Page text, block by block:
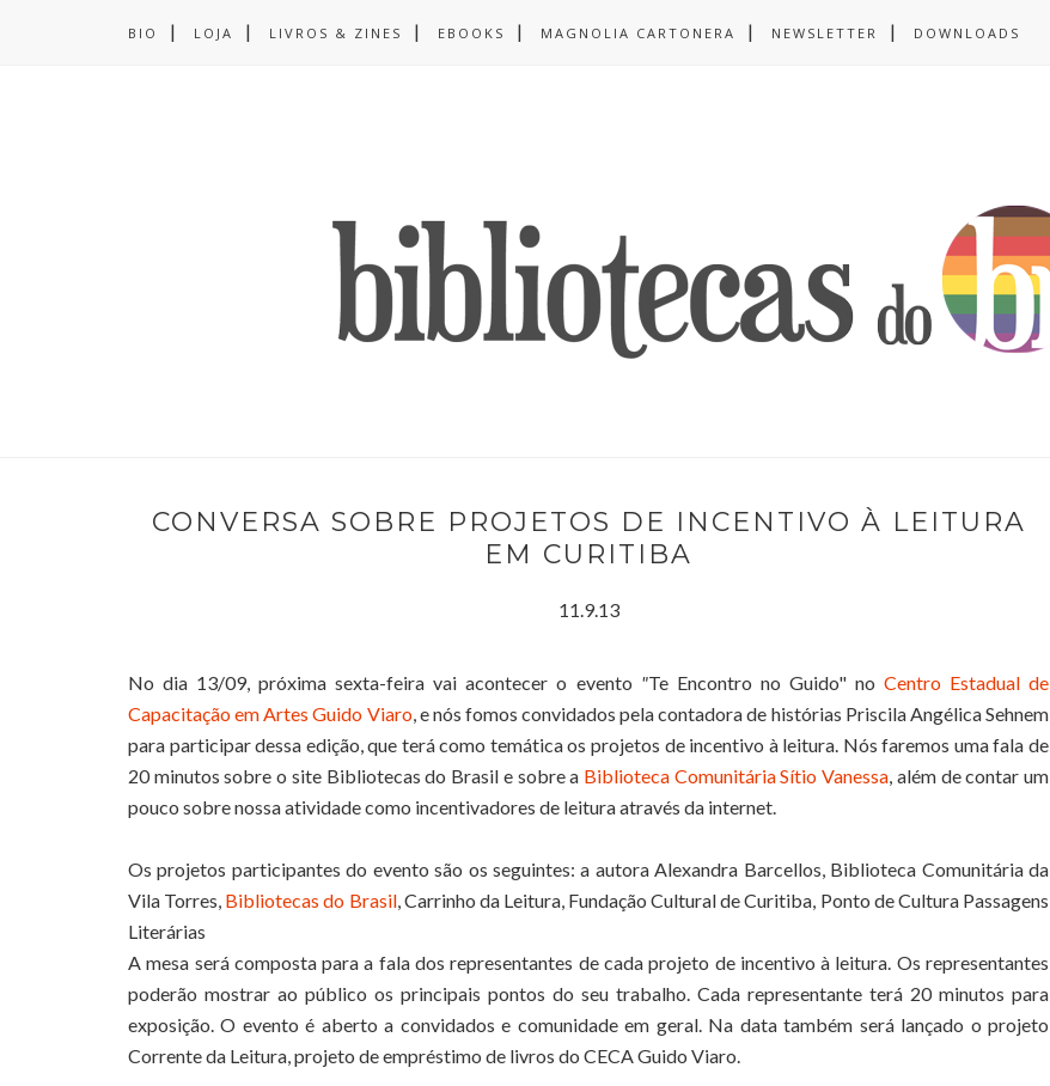
BIO LOJA LIVROS & ZINES EBOOKS MAGNOLIA CARTONERA NEWSLETTER DOWNLOADS
CONVERSA SOBRE PROJETOS DE INCENTIVO À LEITURA
EM CURITIBA
11.9.13
No dia 13/09, próxima sexta-feira vai acontecer o evento "Te Encontro no Guido" no Centro Estadual de
Capacitação em Artes Guido Viaro, e nós fomos convidados pela contadora de histórias Priscila Angélica Sehnem
para participar dessa edição, que terá como temática os projetos de incentivo à leitura. Nós faremos uma fala de
20 minutos sobre o site Bibliotecas do Brasil e sobre a Biblioteca Comunitária Sítio Vanessa, além de contar um
pouco sobre nossa atividade como incentivadores de leitura através da internet.
Os projetos participantes do evento são os seguintes: a autora Alexandra Barcellos, Biblioteca Comunitária da
Vila Torres, Bibliotecas do Brasil, Carrinho da Leitura, Fundação Cultural de Curitiba, Ponto de Cultura Passagens
Literárias
A mesa será composta para a fala dos representantes de cada projeto de incentivo à leitura. Os representantes
poderão mostrar ao público os principais pontos do seu trabalho. Cada representante terá 20 minutos para
exposição. O evento é aberto a convidados e comunidade em geral. Na data também será lançado o projeto
Corrente da Leitura, projeto de empréstimo de livros do CECA Guido Viaro.